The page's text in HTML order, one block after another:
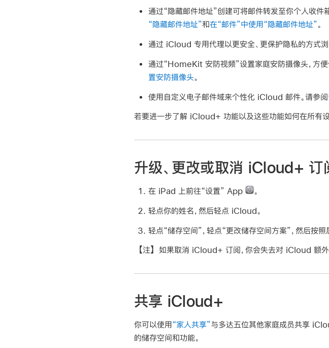
通过“隐藏邮件地址”创建可将邮件转发至你个人收件
“隐藏邮件地址”和在“邮件”中使用“隐藏邮件地址”。
通过 iCloud 专用代理以更安全、更保护隐私的方式浏
通过“HomeKit 安防视频”设置家庭安防摄像头，方
置安防摄像头。
使用自定义电子邮件域来个性化 iCloud 邮件。请参阅
若要进一步了解 iCloud+ 功能以及这些功能如何在所有设
升级、更改或取消 iCloud+ 订
在 iPad 上前往“设置” App 。
轻点你的姓名，然后轻点 iCloud。
轻点“储存空间”，轻点“更改储存空间方案”，然后按照
【注】 如果取消 iCloud+ 订阅，你会失去对 iCloud 额
共享 iCloud+
你可以使用“家人共享”与多达五位其他家庭成员共享
的储存空间和功能。